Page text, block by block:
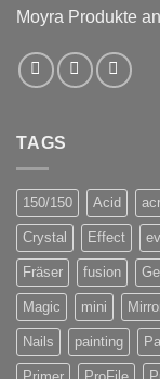
Moyra Produkte
TAGS
150/150 Acid
Crystal Effect
Fräser fusion Gel
Magic mini
Nails painting